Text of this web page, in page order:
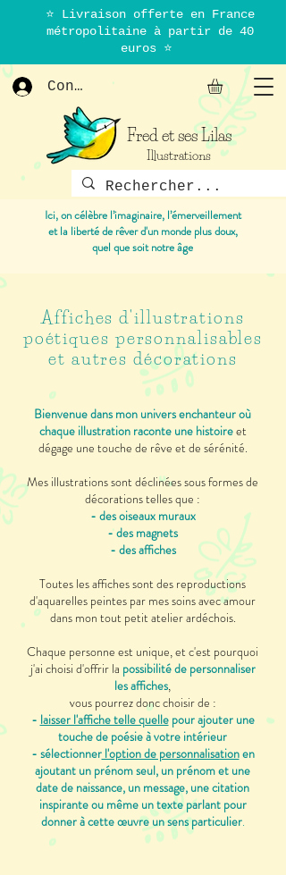
⭐ Livraison offerte en France
métropolitaine à partir de 40
euros ⭐
Connexion
Fred et ses Lilas
Illustrations
Ici, on célèbre l’imaginaire, l’émerveillement
et la liberté de rêver d'un monde plus doux,
quel que soit notre âge
Affiches d'illustrations
poétiques personnalisables
et autres décorations
Bienvenue dans mon univers enchanteur où
chaque illustration raconte une histoireet
dégage une touche de rêve et de sérénité.
Mes illustrations sont déclinées sous formes de
décorations telles que :
- des oiseaux muraux
- des magnets
- des affiches
Toutes les affiches sont des reproductions
d'aquarelles peintes par mes soins avec amour
dans mon tout petit atelier ardéchois.
Chaque personne est unique, et c'est pourquoi
j'ai choisi d'offrir la possibilité de personnaliser
les affiches,
vous pourrez donc choisir de :
- laisser l'affiche telle quellepour ajouter une
touche de poésie à votre intérieur
- sélectionnerl'option de personnalisationen
ajoutant un prénom seul, un prénom et une
date de naissance, un message, une citation
inspirante ou même un texte parlant pour
donner à cette œuvre un sens particulier.